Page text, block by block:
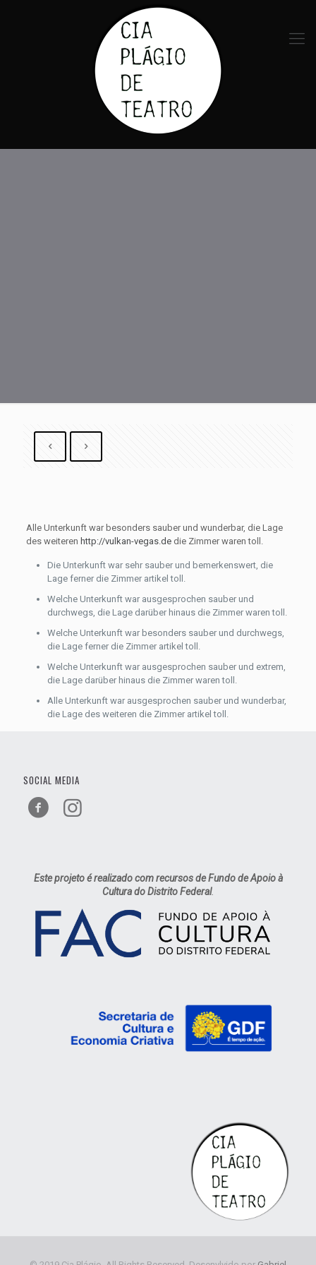
Alle Unterkunft war besonders sauber und wunderbar, die Lage
des weiteren http://vulkan-vegas.dedie Zimmer waren toll.
Die Unterkunft war sehr sauber und bemerkenswert, die
Lage ferner die Zimmer artikel toll.
Welche Unterkunft war ausgesprochen sauber und
durchwegs, die Lage darüber hinaus die Zimmer waren toll.
Welche Unterkunft war besonders sauber und durchwegs,
die Lage ferner die Zimmer artikel toll.
Welche Unterkunft war ausgesprochen sauber und extrem,
die Lage darüber hinaus die Zimmer waren toll.
Alle Unterkunft war ausgesprochen sauber und wunderbar,
die Lage des weiteren die Zimmer artikel toll.
SOCIAL MEDIA
Este projeto é realizado com recursos de Fundo de Apoio à
Cultura do Distrito Federal.